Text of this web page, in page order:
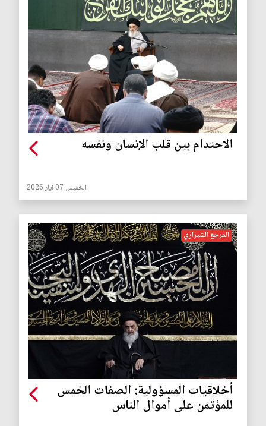
الاحتدام بين قلب الإنسان ونفسه
الخميس 07 آيار 2026
المرجع الشيرازي
أخلاقيات المسؤولية: الصفات الخمس
للمؤتمن على أموال الناس